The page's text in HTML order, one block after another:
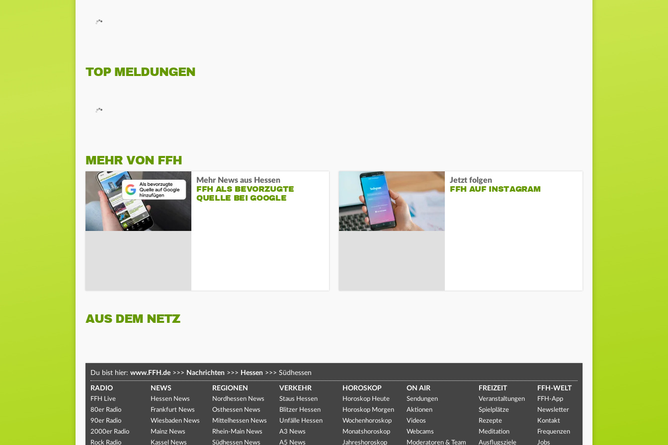
TOP MELDUNGEN
MEHR VON FFH
Mehr News aus Hessen
FFH ALS BEVORZUGTE
QUELLE BEI GOOGLE
Jetzt folgen
FFH AUF INSTAGRAM
AUS DEM NETZ
Du bist hier: www.FFH.de >>> Nachrichten >>> Hessen >>> Südhessen
RADIO
FFH Live
80er Radio
90er Radio
2000er Radio
Rock Radio
NEWS
Hessen News
Frankfurt News
Wiesbaden News
Mainz News
Kassel News
REGIONEN
Nordhessen News
Osthessen News
Mittelhessen News
Rhein-Main News
Südhessen News
VERKEHR
Staus Hessen
Blitzer Hessen
Unfälle Hessen
A3 News
A5 News
HOROSKOP
Horoskop Heute
Horoskop Morgen
Wochenhoroskop
Monatshoroskop
Jahreshoroskop
ON AIR
Sendungen
Aktionen
Videos
Webcams
Moderatoren & Team
FREIZEIT
Veranstaltungen
Spielplätze
Rezepte
Meditation
Ausflugsziele
FFH-WELT
FFH-App
Newsletter
Kontakt
Frequenzen
Jobs